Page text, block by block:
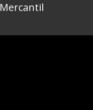
Mercantil